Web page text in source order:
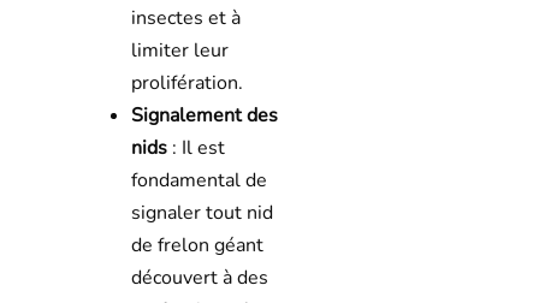
insectes et à
limiter leur
prolifération.
Signalement des
nids: Il est
fondamental de
signaler tout nid
de frelon géant
découvert à des